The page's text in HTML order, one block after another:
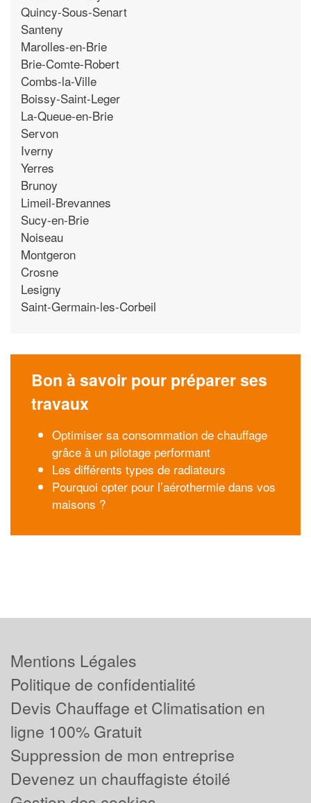
Quincy-Sous-Senart
Santeny
Marolles-en-Brie
Brie-Comte-Robert
Combs-la-Ville
Boissy-Saint-Leger
La-Queue-en-Brie
Servon
Iverny
Yerres
Brunoy
Limeil-Brevannes
Sucy-en-Brie
Noiseau
Montgeron
Crosne
Lesigny
Saint-Germain-les-Corbeil
Bon à savoir pour préparer ses
travaux
Optimiser sa consommation de chauffage
grâce à un pilotage performant
Les différents types de radiateurs
Pourquoi opter pour l’aérothermie dans vos
maisons ?
Mentions Légales
Politique de confidentialité
Devis Chauffage et Climatisation en
ligne 100% Gratuit
Suppression de mon entreprise
Devenez un chauffagiste étoilé